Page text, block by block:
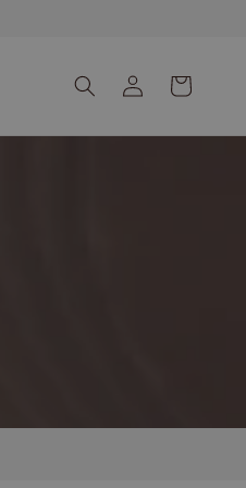
EinloggenWarenkorb